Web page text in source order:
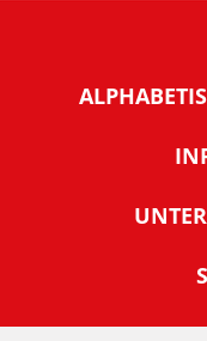
Tipps zur
Banner